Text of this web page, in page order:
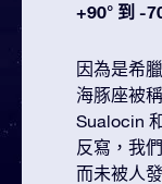
+90° 到 -
因為是希
海豚座被
Sualocin
反寫，我
而未被人